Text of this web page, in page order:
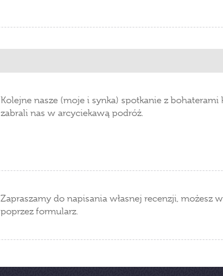
Kolejne nasze (moje i synka) spotkanie z
zabrali nas w arcyciekawą podróż.
Zapraszamy do napisania własnej recenzji, możesz
poprzez formularz.